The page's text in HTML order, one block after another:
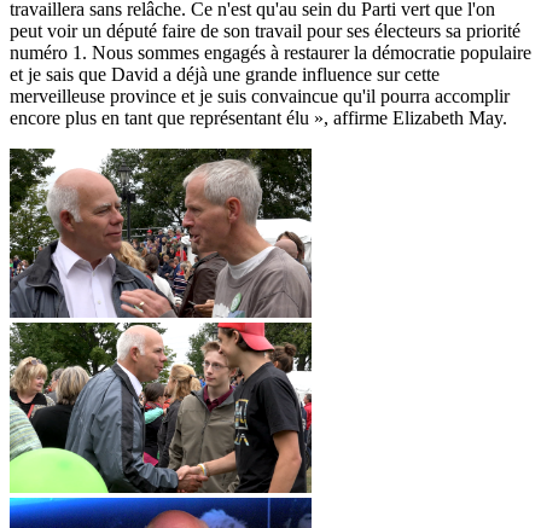
travaillera sans relâche. Ce n'est qu'au sein du Parti vert que l'on
peut voir un député faire de son travail pour ses électeurs sa priorité
numéro 1. Nous sommes engagés à restaurer la démocratie populaire
et je sais que David a déjà une grande influence sur cette
merveilleuse province et je suis convaincue qu'il pourra accomplir
encore plus en tant que représentant élu », affirme Elizabeth May.